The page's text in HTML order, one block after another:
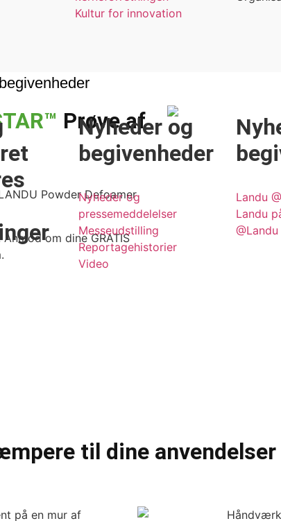
Kultur for innovation
Nyheder og
begivenheder
Nyheder og
pressemeddelelser
Messeudstilling
Reportagehistorier
Video
Landu
Landu
Prøve af
Powder Defoamer
om dine GRATIS
til dine anvendelser